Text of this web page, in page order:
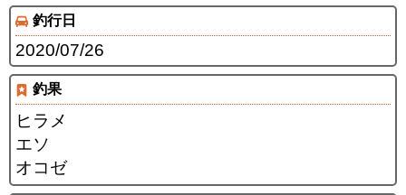
釣行日
2020/07/26
釣果
ヒラメ
エソ
オコゼ